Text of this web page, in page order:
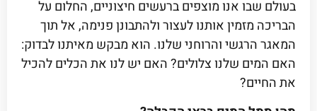
בעולם שבו אנו מוצפים ברעשים חיצוניים, החלום על
הבריכה מזמין אותנו לעצור ולהתבונן פנימה, אל תוך
המאגר הרגשי והרוחני שלנו. הוא מבקש מאיתנו לבדוק:
האם המים שלנו צלולים? האם יש לנו את הכלים להכיל
את החיים?